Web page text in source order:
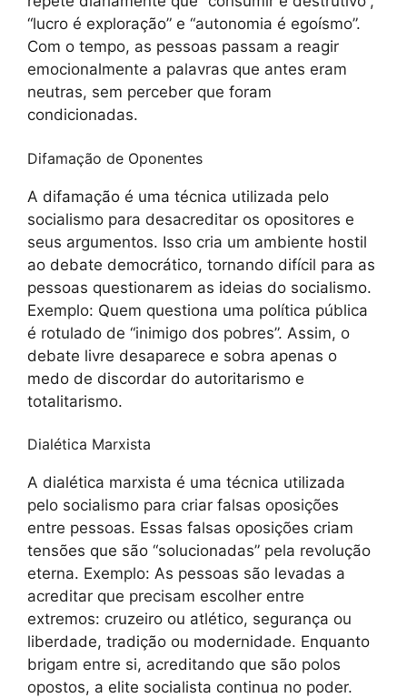
“lucro é exploração” e “autonomia é egoísmo”.
Com o tempo, as pessoas passam a reagir
emocionalmente a palavras que antes eram
neutras, sem perceber que foram
condicionadas.
Difamação de Oponentes
A difamação é uma técnica utilizada pelo
socialismo para desacreditar os opositores e
seus argumentos. Isso cria um ambiente hostil
ao debate democrático, tornando difícil para as
pessoas questionarem as ideias do socialismo.
Exemplo: Quem questiona uma política pública
é rotulado de “inimigo dos pobres”. Assim, o
debate livre desaparece e sobra apenas o
medo de discordar do autoritarismo e
totalitarismo.
Dialética Marxista
A dialética marxista é uma técnica utilizada
pelo socialismo para criar falsas oposições
entre pessoas. Essas falsas oposições criam
tensões que são “solucionadas” pela revolução
eterna. Exemplo: As pessoas são levadas a
acreditar que precisam escolher entre
extremos: cruzeiro ou atlético, segurança ou
liberdade, tradição ou modernidade. Enquanto
brigam entre si, acreditando que são polos
opostos, a elite socialista continua no poder.